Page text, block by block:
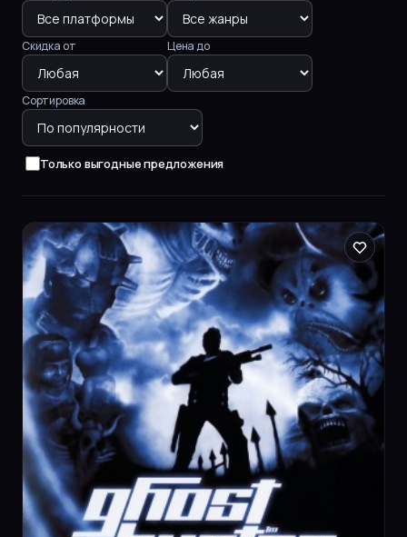
Скидка от Цена до
Сортировка
Только выгодные предложения